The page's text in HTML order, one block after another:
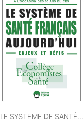
LE SYSTEME DE SANTÉ...